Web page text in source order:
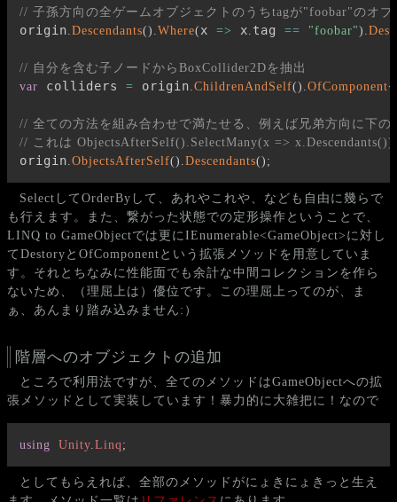
// 子孫方向の全ゲームオブジェクトのうちtagが"foobar"のオブ
origin.Descendants() .Where(x => x. tag == "foobar") .
// 自分を含む子ノードからBoxCollider2Dを抽出
var colliders = origin.ChildrenAndSelf() .OfComponent<
// 全ての方法を組み合わせで満たせる、例えば兄弟方向に下
// これは ObjectsAfterSelf().SelectMany(x =>
origin.ObjectsAfterSelf() .Descendants() ;
SelectしてOrderByして、あれやこれや、なども自由に幾らで
も行えます。また、繋がった状態での定形操作ということで、
LINQ to GameObjectでは更にIEnumerable<GameObject>に対し
てDestoryとOfComponentという拡張メソッドを用意していま
す。それとちなみに性能面でも余計な中間コレクションを作ら
ないため、（理屈上は）優位です。この理屈上ってのが、ま
ぁ、あんまり踏み込みません:）
階層へのオブジェクトの追加
ところで利用法ですが、全てのメソッドはGameObjectへの拡
張メソッドとして実装しています！暴力的に大雑把に！なので
using Unity.Linq ;
としてもらえれば、全部のメソッドがにょきにょきっと生え